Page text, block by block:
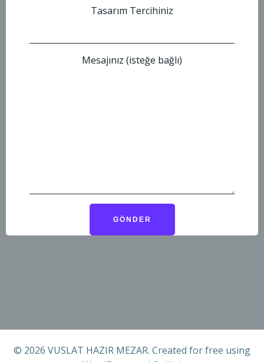
Tasarım Tercihiniz
Mesajınız (isteğe bağlı)
© 2026 VUSLAT HAZIR MEZAR. Created for free using